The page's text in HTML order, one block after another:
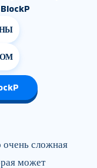
очень сложная
может